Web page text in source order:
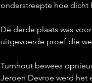
onderstreepte hoe dicht
De derde plaats was
uitgevoerde proef die
Turnhout bewees
Jeroen Devroe werd het